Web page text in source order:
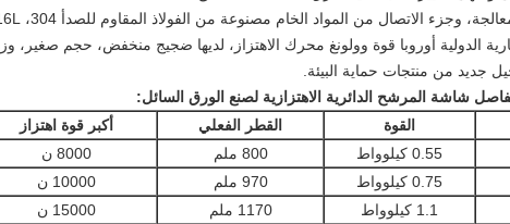
الدولية أوروبا قوة وولونغ محرك الاهتزاز، لديها ضجيج منخفض، حجم
جديد من منتجات حماية البيئة.
فاصل شاشة المرشح الدائرية الاهتزازية لصنع الورق السائل:
القوة القطر الفعلي
أكبر قوة اهتزاز
0.55 كيلوواط 800 ملم
8000 ن
0.75 كيلوواط 970 ملم
10000 ن
1.1 كيلوواط 1170 ملم
15000 ن